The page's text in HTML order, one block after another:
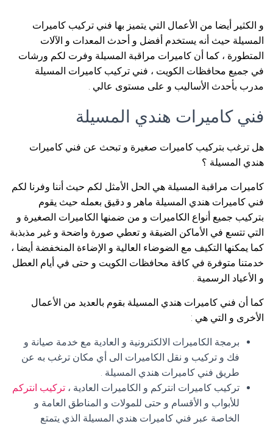
و الكثير أيضا من الأعمال التي يتميز بها فني تركيب كاميرات
المسيلة حيث أنه يستخدم أفضل و أحدث المعدات و الآلات
المتطورة ، كما أن كاميرات مراقبة المسيلة وفرت لكم ورشات
في جميع محافظات الكويت ، فني تركيب كاميرات المسيلة
مدرب بأحدث الأساليب و على مستوى عالي .
فني كاميرات هندي المسيلة
هل ترغب بتركيب كاميرات صغيرة و تبحث عن فني كاميرات
هندي المسيلة ؟
كاميرات مراقبة المسيلة هي الحل الأمثل لكم حيث أننا وفرنا لكم
فني كاميرات هندي المسيلة ماهر و دقيق بعمله حيث يقوم
بتركيب جميع أنواع الكاميرات و من ضمنها الكاميرات الصغيرة و
التي تتسع في الأماكن الضيقة و تعطي صورة واضحة و غير مذبذبة
كما يمكنها التكيف مع الضوضاء العالية و الإضاءة المنخفضة أيضا ،
خدمتنا متوفرة في كافة محافظات الكويت و حتى في أيام العطل
و الأعياد الرسمية .
كما أن فني كاميرات هندي المسيلة بقوم بالعديد من الأعمال
الأخرى و التي هي :
برمجة الكاميرات الالكترونية و العادية مع خدمة صيانة و
فك و تركيب و نقل الكاميرات الى أي مكان ترغب به عن
طريق فني كاميرات هندي المسيلة .
تركيب كاميرات انتركم و الكاميرات العادية ، تركيب انتركم
للأبواب و الأقسام و حتى للمولات و المناطق العامة و
الخاصة عبر فني كاميرات هندي المسيلة الذي يتمتع